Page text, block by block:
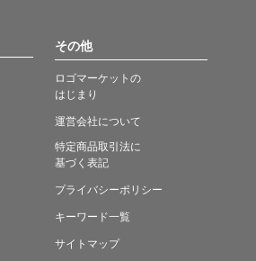
その他
ロゴマーケットの
はじまり
運営会社について
特定商品取引法に
基づく表記
プライバシーポリシー
キーワード一覧
サイトマップ